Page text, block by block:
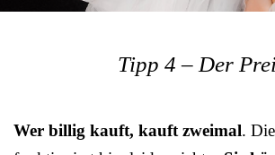
Tipp 4 – Der
Wer billig kauft, kauft zweimal.